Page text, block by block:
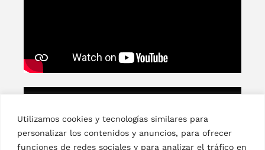
Utilizamos cookies y tecnologías similares para
personalizar los contenidos y anuncios, para ofrecer
funciones de redes sociales y para analizar el tráfico en